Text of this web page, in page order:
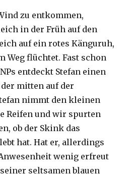
zu entkommen,
in der Früh auf den
auf ein rotes Känguruh,
Weg flüchtet. Fast schon
entdeckt Stefan einen
mitten auf der
nimmt den kleinen
Reifen und wir spurten
ob der Skink das
hat. Hat er, allerdings
wenig erfreut
seltsamen blauen